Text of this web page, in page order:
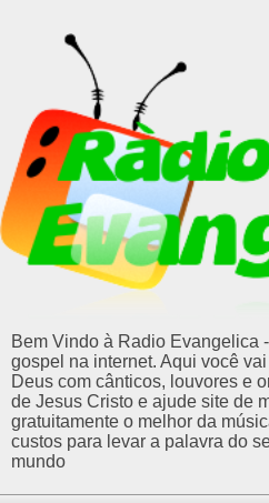
Bem Vindo à Radio Evangelica
gospel na internet. Aqui você
Deus com cânticos, louvores e
de Jesus Cristo e ajude site de
gratuitamente o melhor da
custos para levar a palavra do
mundo